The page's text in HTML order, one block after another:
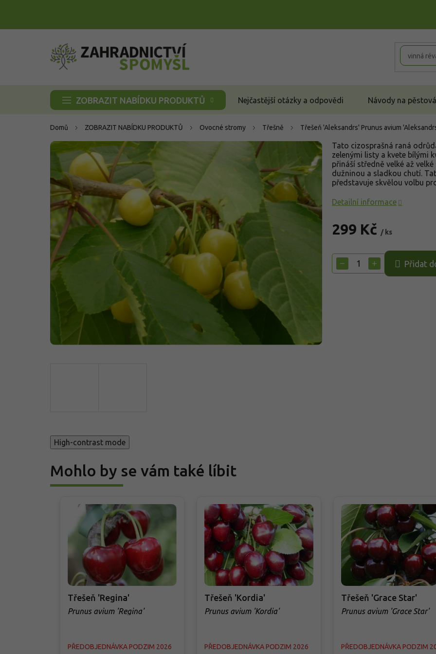
ZOBRAZIT NABÍDKU PRODUKTŮ Nejčastější otázky a odpovědi Návody na
Domů ZOBRAZIT NABÍDKU PRODUKTŮ Ovocné stromy Třešně Třešeň 'Aleksandrs' Prunus avium
299 Kč / ks
cena:
+
− Přidat
Tato cizosprašná raná
zelenými listy a kvete bílými
přináší středně velké až
dužninou a sladkou chutí.
představuje skvělou volbu
Detailní informace
High-contrast mode
Mohlo by se vám také líbit
Třešeň 'Regina'
Prunus avium 'Regina'
PŘEDOBJEDNÁVKA PODZIM 2026
Třešeň 'Kordia'
Prunus avium 'Kordia'
PŘEDOBJEDNÁVKA PODZIM 2026
Třešeň 'Grace Star'
Prunus avium 'Grace Star'
PŘEDOBJEDNÁVKA PODZIM